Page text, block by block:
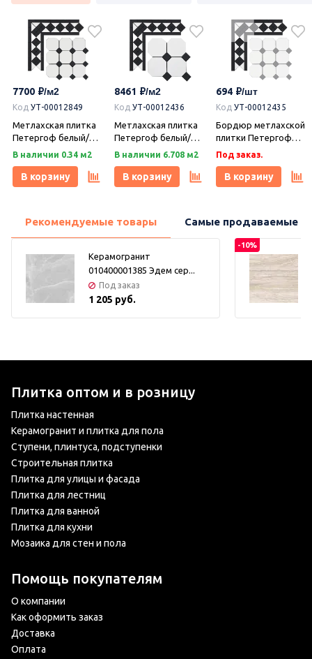
7700
Код УТ-00012849
Метлахская плитка
Петергоф белый/
черный (001/013)
(Керамарк)
В наличии 0.34 м2
В корзину
8461
Код УТ-00012436
Метлахская плитка
Петергоф белый/
черный (001/013)
(Керамарк)
В наличии 6.708 м2
В корзину
694
Код УТ-00012435
Бордюр метлахской
плитки Петергоф
белый/черный
(001/013) 30,9х15,8,
Keramark (Керамарк)
Под заказ.
В корзину
Рекомендуемые товары Самые продаваемые
Керамогранит
010400001385 Эдем сер...
Под заказ
1 205 руб.
-10%
Плитка оптом и в розницу
Плитка настенная
Керамогранит и плитка для пола
Ступени, плинтуса, подступенки
Строительная плитка
Плитка для улицы и фасада
Плитка для лестниц
Плитка для ванной
Плитка для кухни
Мозаика для стен и пола
Помощь покупателям
О компании
Как оформить заказ
Доставка
Оплата